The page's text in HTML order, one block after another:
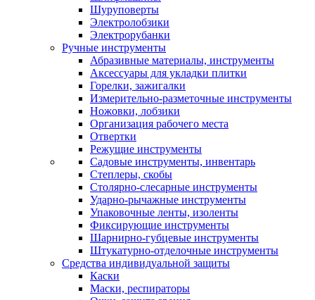
Шуруповерты
Электролобзики
Электрорубанки
Ручные инструменты
Абразивные материалы, инструменты
Аксессуары для укладки плитки
Горелки, зажигалки
Измерительно-разметочные инструменты
Ножовки, лобзики
Организация рабочего места
Отвертки
Режущие инструменты
Садовые инструменты, инвентарь
Степлеры, скобы
Столярно-слесарные инструменты
Ударно-рычажные инструменты
Упаковочные ленты, изоленты
Фиксирующие инструменты
Шарнирно-губцевые инструменты
Штукатурно-отделочные инструменты
Средства индивидуальной защиты
Каски
Маски, респираторы